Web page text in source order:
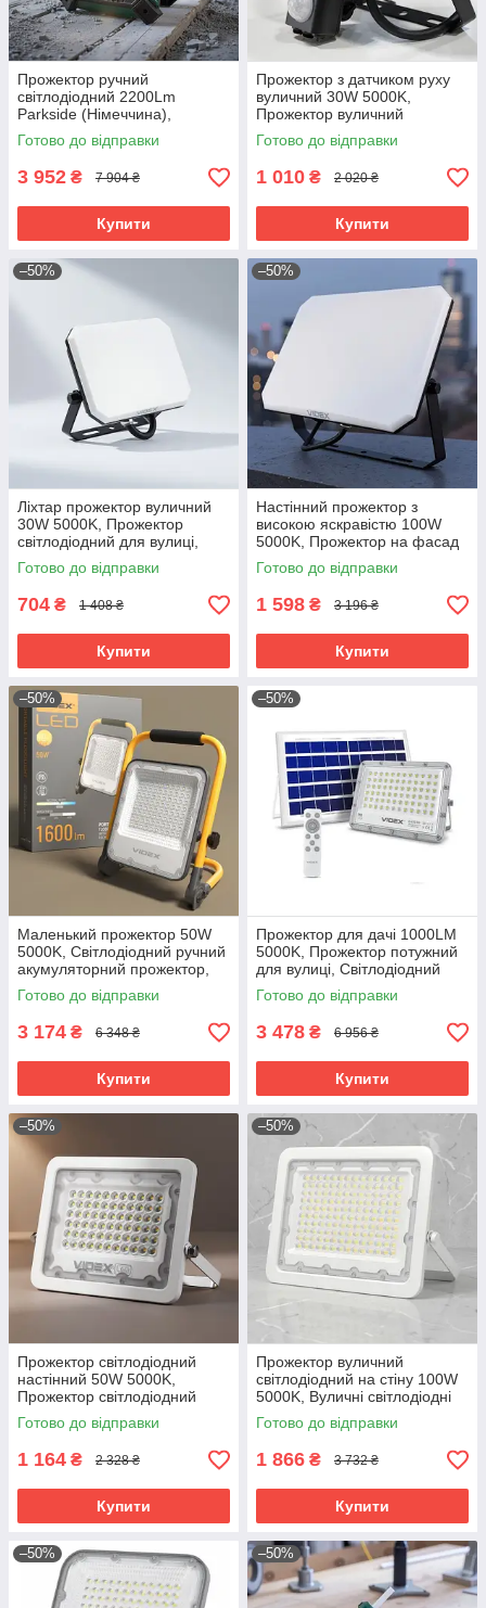
Прожектор ручний
світлодіодний 2200Lm
Parkside (Німеччина),
Акумуляторний лед
прожектор, RYH
Готово до відправки
3 952 ₴ 7 904 ₴
Купити
Прожектор з датчиком руху
вуличний 30W 5000K,
Прожектор вуличний
потужний, Прожектор з
детектором руху, RYH
Готово до відправки
1 010 ₴ 2 020 ₴
Купити
–50%
Ліхтар прожектор вуличний
30W 5000K, Прожектор
світлодіодний для вулиці,
Накладний прожектор
зовнішній, RYH
Готово до відправки
704 ₴ 1 408 ₴
Купити
–50%
Настінний прожектор з
високою яскравістю 100W
5000K, Прожектор на фасад
будинку, RYH
Готово до відправки
1 598 ₴ 3 196 ₴
Купити
–50%
Маленький прожектор 50W
5000K, Світлодіодний ручний
акумуляторний прожектор,
Світлодіодний прожектор від
акумулятора, RYH
Готово до відправки
3 174 ₴ 6 348 ₴
Купити
–50%
Прожектор для дачі 1000LM
5000K, Прожектор потужний
для вулиці, Світлодіодний
прожектор вуличного
освітлення, RYH
Готово до відправки
3 478 ₴ 6 956 ₴
Купити
–50%
Прожектор світлодіодний
настінний 50W 5000K,
Прожектор світлодіодний
вуличний, RYH
Готово до відправки
1 164 ₴ 2 328 ₴
Купити
–50%
Прожектор вуличний
світлодіодний на стіну 100W
5000K, Вуличні світлодіодні
прожектори для дому,
Прожектор вуличний
Готово до відправки
1 866 ₴ 3 732 ₴
Купити
–50% –50%